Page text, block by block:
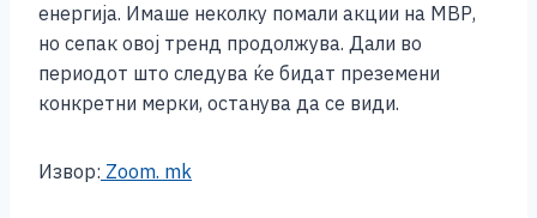
енергија. Имаше неколку помали акции на МВР,
но сепак овој тренд продолжува. Дали во
периодот што следува ќе бидат преземени
конкретни мерки, останува да се види.
Извор: Zoom. mk